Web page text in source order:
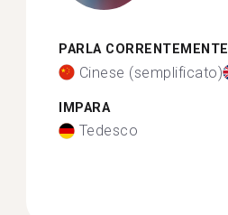
PARLA CORRENTEMENTE
Cinese (semplificato)
IMPARA
Tedesco